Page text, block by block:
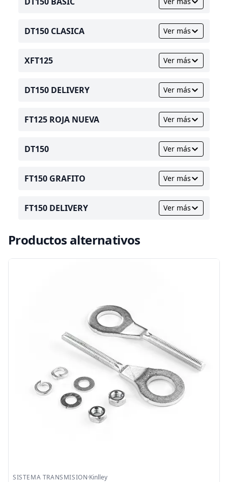
DT150 CLASICA Ver más
XFT125 Ver más
DT150 DELIVERY Ver más
FT125 ROJA NUEVA Ver más
DT150 Ver más
FT150 GRAFITO Ver más
FT150 DELIVERY Ver más
Productos alternativos
SISTEMA TRANSMISION·Kinlley